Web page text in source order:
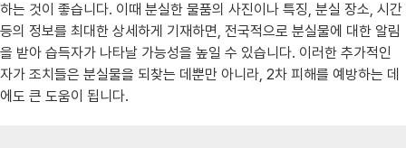
하는 것이 좋습니다. 이때 분실한 물품의 사진이나 특징, 분실 장소, 시간
등의 정보를 최대한 상세하게 기재하면, 전국적으로 분실물에 대한 알림
을 받아 습득자가 나타날 가능성을 높일 수 있습니다. 이러한 추가적인
자가 조치들은 분실물을 되찾는 데뿐만 아니라, 2차 피해를 예방하는 데
에도 큰 도움이 됩니다.